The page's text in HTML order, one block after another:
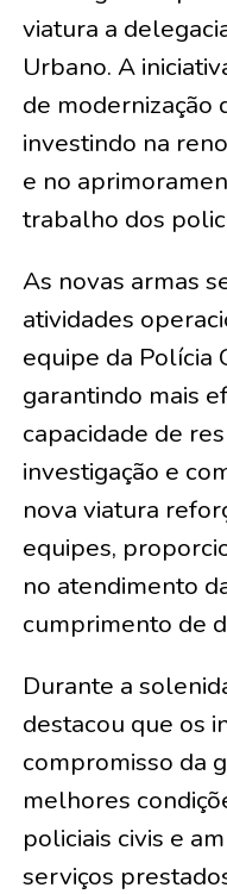
viatura a
Urbano. A
de modernização
investindo na
e no
trabalho dos
As novas armas
atividades
equipe da Polícia
garantindo mais
capacidade de
investigação e
nova viatura
equipes,
no atendimento
cumprimento de
Durante a
destacou que os
compromisso da
melhores
policiais civis e
serviços